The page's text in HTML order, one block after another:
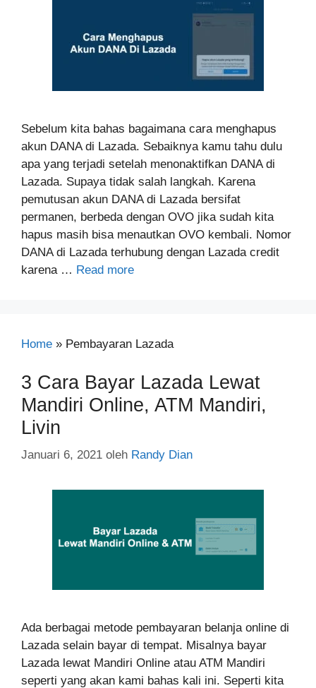
Sebelum kita bahas bagaimana cara menghapus
akun DANA di Lazada. Sebaiknya kamu tahu dulu
apa yang terjadi setelah menonaktifkan DANA di
Lazada. Supaya tidak salah langkah. Karena
pemutusan akun DANA di Lazada bersifat
permanen, berbeda dengan OVO jika sudah kita
hapus masih bisa menautkan OVO kembali. Nomor
DANA di Lazada terhubung dengan Lazada credit
karena … Read more
Home » Pembayaran Lazada
3 Cara Bayar Lazada Lewat
Mandiri Online, ATM Mandiri,
Livin
Januari 6, 2021 oleh Randy Dian
Ada berbagai metode pembayaran belanja online di
Lazada selain bayar di tempat. Misalnya bayar
Lazada lewat Mandiri Online atau ATM Mandiri
seperti yang akan kami bahas kali ini. Seperti kita